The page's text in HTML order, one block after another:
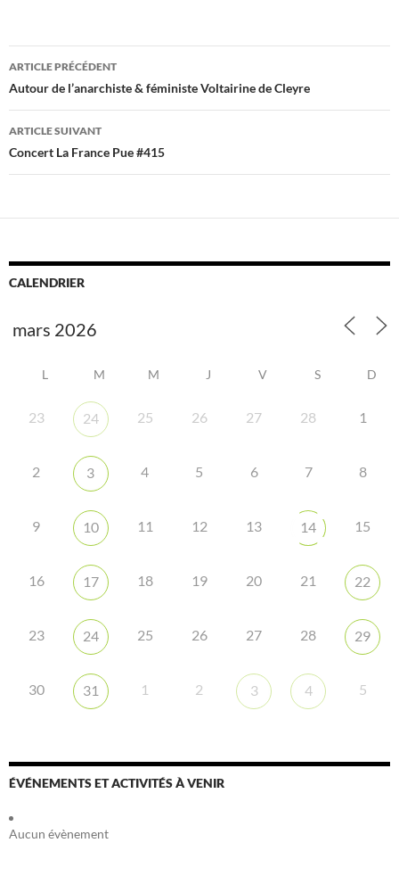
Navigation
des
articles
ARTICLE PRÉCÉDENT
Autour de l’anarchiste & féministe Voltairine de Cleyre
ARTICLE SUIVANT
Concert La France Pue #415
CALENDRIER
L M M J V S D
23 24 25 26 27 28 1
2 3 4 5 6 7 8
9 10 11 12 13 14 15
16 17 18 19 20 21 22
23 24 25 26 27 28 29
30 31 1 2 3 4 5
ÉVÉNEMENTS ET ACTIVITÉS À VENIR
Aucun évènement